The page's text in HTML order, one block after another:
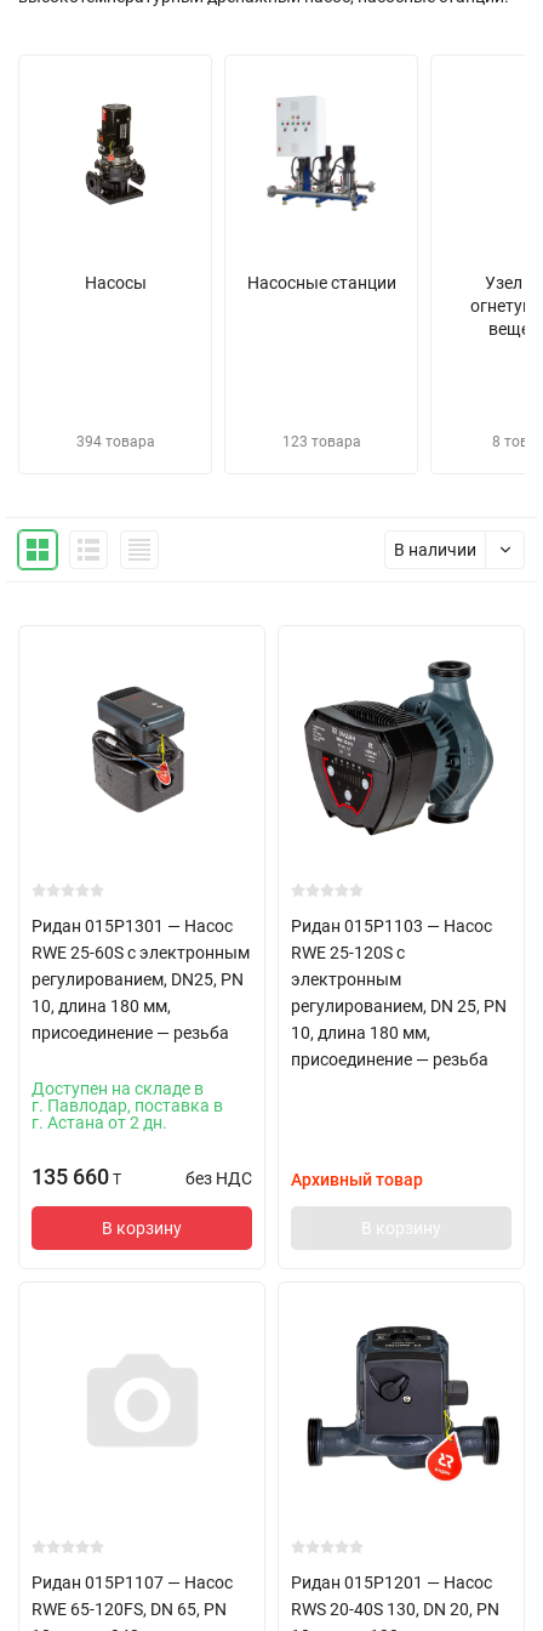
Насосы
394 товара
Насосные станции
123 товара
Узел
8
В наличии
Ридан 015P1301 — Насос
RWE 25-60S с электронным
регулированием, DN25, PN
10, длина 180 мм,
присоединение — резьба
Доступен на складе в
г. Павлодар, поставка в
г. Астана от 2 дн.
135 660 T без НДС
В корзину
Ридан 015P1103 — Насос
RWE 25-120S с
электронным
регулированием, DN 25, PN
10, длина 180 мм,
присоединение — резьба
Архивный товар
В корзину
Ридан 015P1107 — Насос
RWE 65-120FS, DN 65, PN
Ридан 015P1201 — Насос
RWS 20-40S 130, DN 20, PN